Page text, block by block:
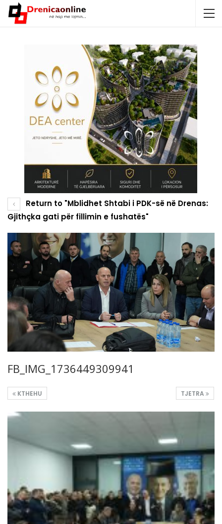
Return to "Mblidhet Shtabi i PDK-së në Drenas:
Gjithçka gati për fillimin e fushatës"
FB_IMG_1736449309941
TJETRA
KTHEHU